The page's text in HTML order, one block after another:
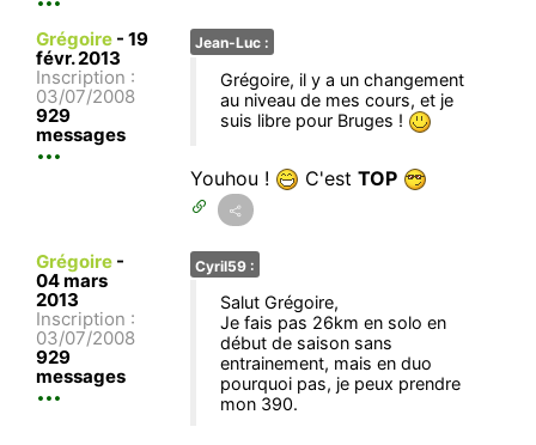
Grégoire - 19
févr. 2013
Inscription :
03/07/2008
929
messages
Jean-Luc :
Grégoire, il y a un changement
au niveau de mes cours, et je
suis libre pour Bruges !
Youhou ! C'estTOP
Grégoire -
04 mars
2013
Inscription :
03/07/2008
929
messages
Cyril59 :
Salut Grégoire,
Je fais pas 26km en solo en
début de saison sans
entrainement, mais en duo
pourquoi pas, je peux prendre
mon 390.